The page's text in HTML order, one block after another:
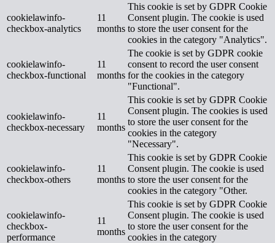
cookielawinfo-
checkbox-analytics
11
months
This cookie is set by GDPR Cookie
Consent plugin. The cookie is used
to store the user consent for the
cookies in the category "Analytics".
cookielawinfo-
checkbox-functional
11
months
The cookie is set by GDPR cookie
consent to record the user consent
for the cookies in the category
"Functional".
cookielawinfo-
checkbox-necessary
11
months
This cookie is set by GDPR Cookie
Consent plugin. The cookies is used
to store the user consent for the
cookies in the category
"Necessary".
cookielawinfo-
checkbox-others
11
months
This cookie is set by GDPR Cookie
Consent plugin. The cookie is used
to store the user consent for the
cookies in the category "Other.
cookielawinfo-
checkbox-
performance
11
months
This cookie is set by GDPR Cookie
Consent plugin. The cookie is used
to store the user consent for the
cookies in the category